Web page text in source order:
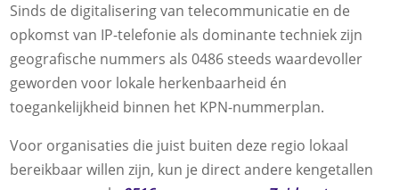
Sinds de digitalisering van telecommunicatie en de
opkomst van IP-telefonie als dominante techniek zijn
geografische nummers als 0486 steeds waardevoller
geworden voor lokale herkenbaarheid én
toegankelijkheid binnen het KPN-nummerplan.
Voor organisaties die juist buiten deze regio lokaal
bereikbaar willen zijn, kun je direct andere kengetallen